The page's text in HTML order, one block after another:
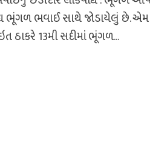
ભૂંગળ ભવાઈ સાથે જોડાયેલું છે. એમ
ઠાકરે 13મી સદીમાં ભૂંગળ...